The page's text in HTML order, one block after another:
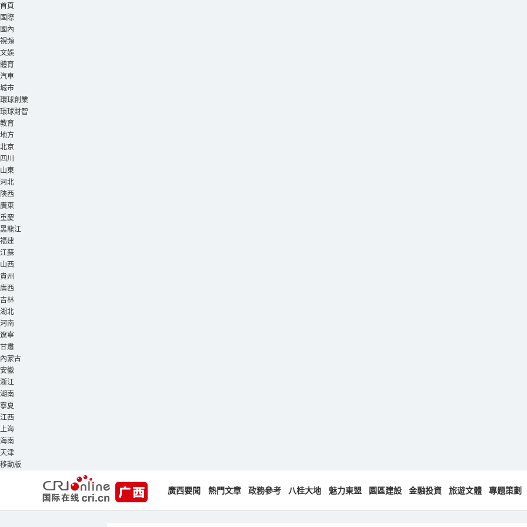
首頁
國際
國內
視頻
文娛
體育
汽車
城市
環球創業
環球財智
教育
地方
北京
四川
山東
河北
陝西
廣東
重慶
黑龍江
福建
江蘇
山西
貴州
廣西
吉林
湖北
河南
遼寧
甘肅
內蒙古
安徽
浙江
湖南
寧夏
江西
上海
海南
天津
移動版
廣西要聞 熱門文章 政務參考 八桂大地 魅力東盟 園區建設 金融投資 旅遊文體 專題策劃